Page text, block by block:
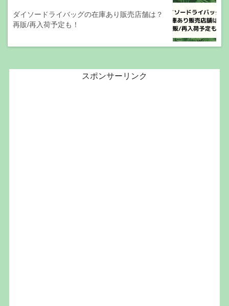
ダイソードライバッグの在庫あり販売店舗は？
再販/再入荷予定も！
スポンサーリンク